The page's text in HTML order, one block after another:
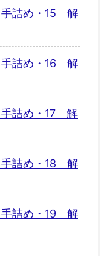
詰め・15 解
詰め・16 解
詰め・17 解
詰め・18 解
詰め・19 解